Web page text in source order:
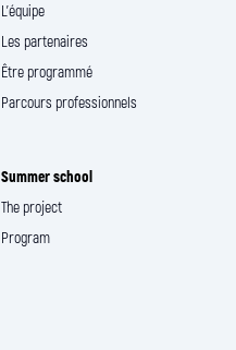
L’équipe
Les partenaires
Être programmé
Parcours professionnels
Summer school
The project
Program